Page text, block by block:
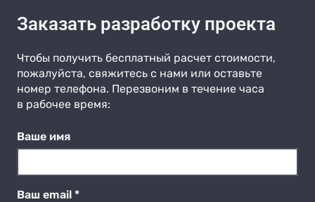
Заказать разработку проекта
Чтобы получить бесплатный расчет стоимости,
пожалуйста, свяжитесь с нами или оставьте
номер телефона. Перезвоним в течение часа
в рабочее время:
Ваше имя
Ваш email *